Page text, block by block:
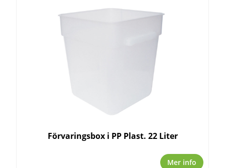
Förvaringsbox i PP Plast. 22 Liter
Mer info